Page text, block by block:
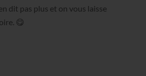
dit pas plus et on vous laisse
😋